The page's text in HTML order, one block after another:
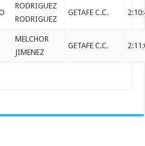
RODRIGUEZ
RODRIGUEZ
GETAFE C.C.
MELCHOR
JIMENEZ
GETAFE C.C.